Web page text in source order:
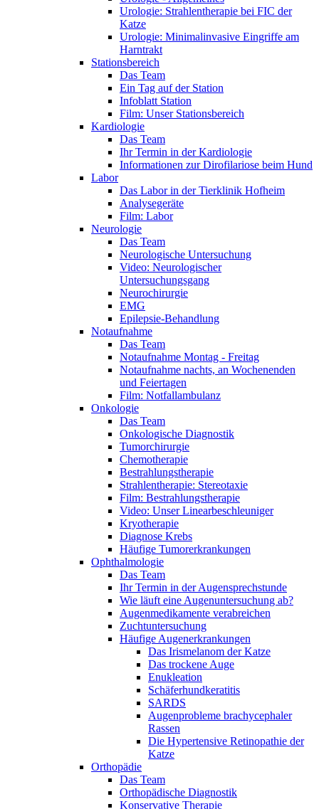
Urologie: Strahlentherapie bei FIC der
Katze
Urologie: Minimalinvasive Eingriffe am
Harntrakt
Stationsbereich
Das Team
Ein Tag auf der Station
Infoblatt Station
Film: Unser Stationsbereich
Kardiologie
Das Team
Ihr Termin in der Kardiologie
Informationen zur Dirofilariose beim Hund
Labor
Das Labor in der Tierklinik Hofheim
Analysegeräte
Film: Labor
Neurologie
Das Team
Neurologische Untersuchung
Video: Neurologischer
Untersuchungsgang
Neurochirurgie
EMG
Epilepsie-Behandlung
Notaufnahme
Das Team
Notaufnahme Montag - Freitag
Notaufnahme nachts, an Wochenenden
und Feiertagen
Film: Notfallambulanz
Onkologie
Das Team
Onkologische Diagnostik
Tumorchirurgie
Chemotherapie
Bestrahlungstherapie
Strahlentherapie: Stereotaxie
Film: Bestrahlungstherapie
Video: Unser Linearbeschleuniger
Kryotherapie
Diagnose Krebs
Häufige Tumorerkrankungen
Ophthalmologie
Das Team
Ihr Termin in der Augensprechstunde
Wie läuft eine Augenuntersuchung ab?
Augenmedikamente verabreichen
Zuchtuntersuchung
Häufige Augenerkrankungen
Das Irismelanom der Katze
Das trockene Auge
Enukleation
Schäferhundkeratitis
SARDS
Augenprobleme brachycephaler
Rassen
Die Hypertensive Retinopathie der
Katze
Orthopädie
Das Team
Orthopädische Diagnostik
Konservative Therapie